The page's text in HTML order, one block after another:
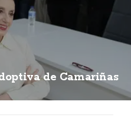
de Camariñas